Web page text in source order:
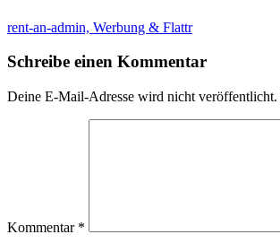
rent-an-admin, Werbung & Flattr
Schreibe einen Kommentar
Deine E-Mail-Adresse wird nicht veröffentlicht.
Kommentar *